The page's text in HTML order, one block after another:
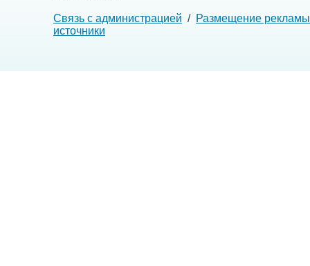
Связь с администрацией / Размещение рекламы
источники